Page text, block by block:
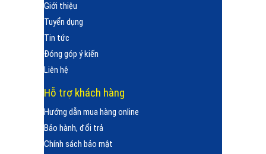
Giới thiệu
Tuyển dụng
Tin tức
Đóng góp ý kiến
Liên hệ
Hỗ trợ khách hàng
Hướng dẫn mua hàng online
Bảo hành, đổi trả
Chính sách bảo mật